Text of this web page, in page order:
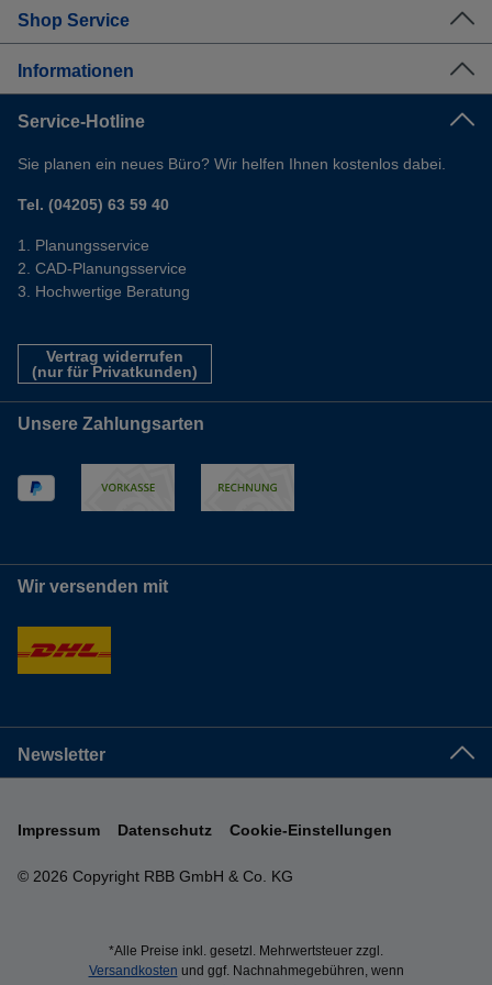
Shop Service
Informationen
Service-Hotline
Sie planen ein neues Büro? Wir helfen Ihnen kostenlos dabei.
Tel. (04205) 63 59 40
Planungsservice
CAD-Planungsservice
Hochwertige Beratung
Vertrag widerrufen
(nur für Privatkunden)
Unsere Zahlungsarten
Wir versenden mit
Newsletter
© 2026 Copyright RBB GmbH & Co. KG
Impressum Datenschutz Cookie-Einstellungen
*Alle Preise inkl. gesetzl. Mehrwertsteuer zzgl.
Versandkosten und ggf. Nachnahmegebühren, wenn